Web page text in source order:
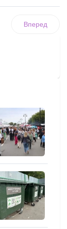
Вперед